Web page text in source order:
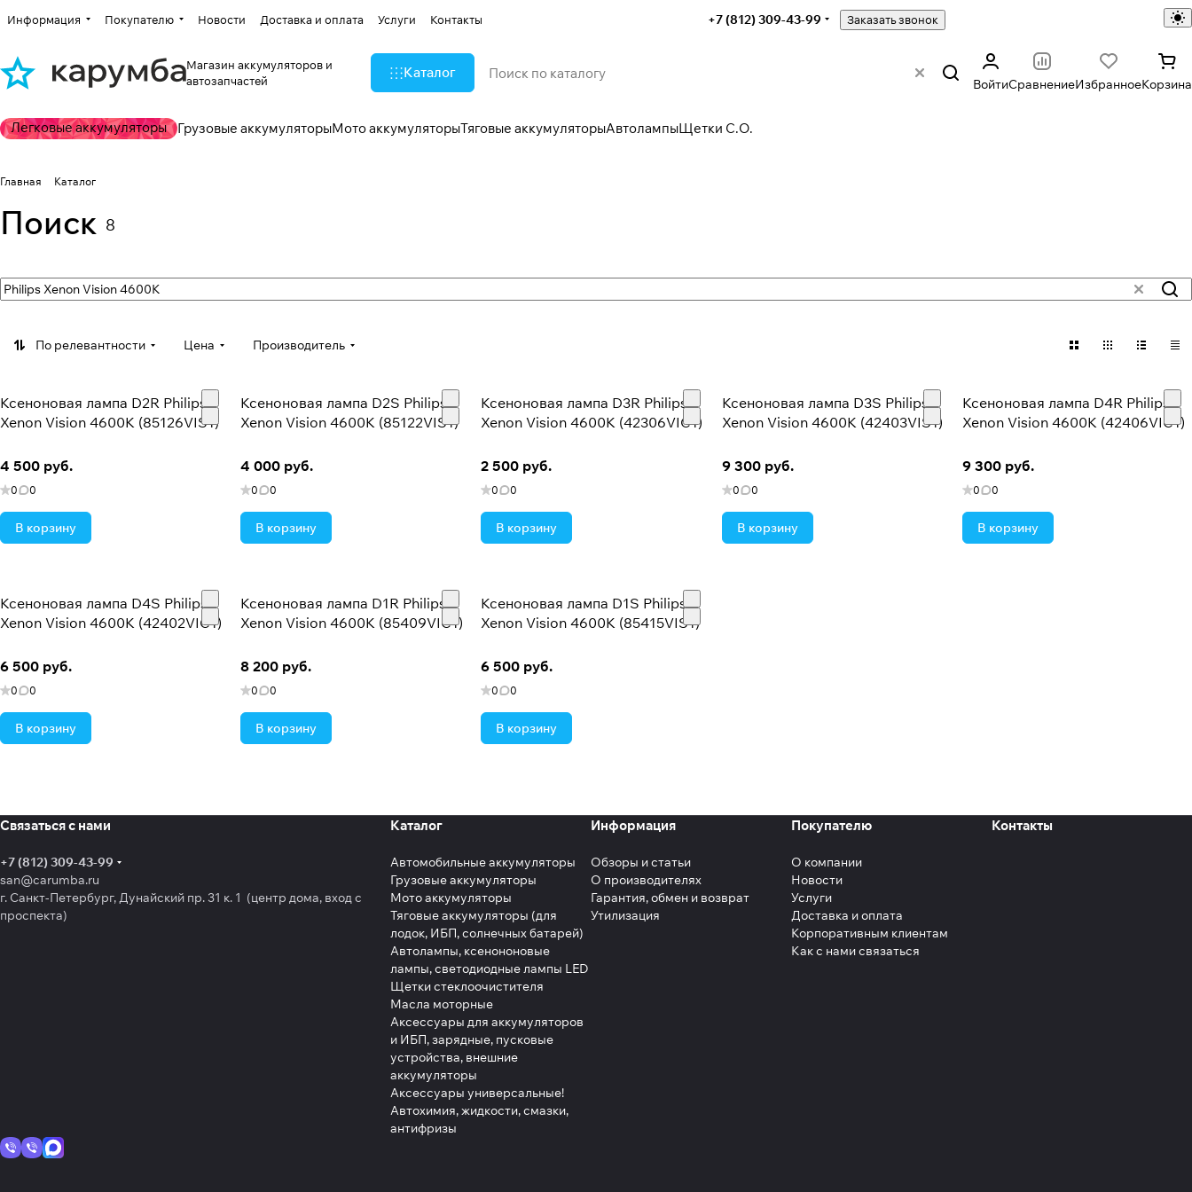
Информация Покупателю Новости Доставка и оплата Услуги Контакты +7 (812) 309-43-99 Заказать звонок
Магазин аккумуляторов и
автозапчастей
Каталог
ВойтиСравнениеИзбранноеКорзина
Легковые аккумуляторы Грузовые аккумуляторыМото аккумуляторыТяговые аккумуляторыАвтолампыЩетки С.О.
Главная Каталог
Поиск 8
По релевантности Цена Производитель
Ксеноновая лампа D2R Philips
Xenon Vision 4600K (85126VIS1)
4 500 руб.
0 0
В корзину
Ксеноновая лампа D2S Philips
Xenon Vision 4600K (85122VIS1)
4 000 руб.
0 0
В корзину
Ксеноновая лампа D3R Philips
Xenon Vision 4600K (42306VIC1)
2 500 руб.
0 0
В корзину
Ксеноновая лампа D3S Philips
Xenon Vision 4600K (42403VIS1)
9 300 руб.
0 0
В корзину
Ксеноновая лампа D4R Philips
Xenon Vision 4600K (42406VIC1)
9 300 руб.
0 0
В корзину
Ксеноновая лампа D4S Philips
Xenon Vision 4600K (42402VIC1)
6 500 руб.
0 0
В корзину
Ксеноновая лампа D1R Philips
Xenon Vision 4600K (85409VIC1)
8 200 руб.
0 0
В корзину
Ксеноновая лампа D1S Philips
Xenon Vision 4600K (85415VIS1)
6 500 руб.
0 0
В корзину
Связаться с нами
+7 (812) 309-43-99
san@carumba.ru
г. Санкт-Петербург, Дунайский пр. 31 к. 1 (центр дома, вход с
проспекта)
Каталог
Автомобильные аккумуляторы
Грузовые аккумуляторы
Мото аккумуляторы
Тяговые аккумуляторы (для
лодок, ИБП, солнечных батарей)
Автолампы, ксенононовые
лампы, светодиодные лампы LED
Щетки стеклоочистителя
Масла моторные
Аксессуары для аккумуляторов
и ИБП, зарядные, пусковые
устройства, внешние
аккумуляторы
Аксессуары универсальные!
Автохимия, жидкости, смазки,
антифризы
Информация
Обзоры и статьи
О производителях
Гарантия, обмен и возврат
Утилизация
Покупателю
О компании
Новости
Услуги
Доставка и оплата
Корпоративным клиентам
Как с нами связаться
Контакты